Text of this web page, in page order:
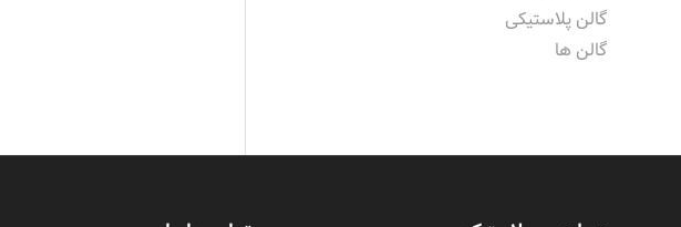
گالن پلاستیکی
گالن ها